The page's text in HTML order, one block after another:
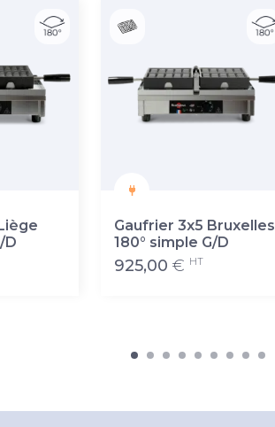
D
Gaufrier 3x5 Bruxelles
180° simple G/D
925,00 € HT